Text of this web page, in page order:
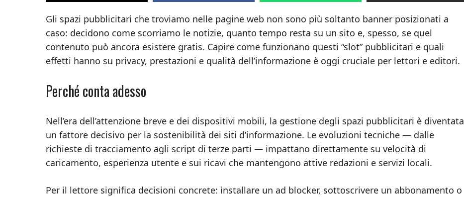
Gli spazi pubblicitari che troviamo nelle pagine web non sono più soltanto banner posizionati a
caso: decidono come scorriamo le notizie, quanto tempo resta su un sito e, spesso, se quel
contenuto può ancora esistere gratis. Capire come funzionano questi “slot” pubblicitari e quali
effetti hanno su privacy, prestazioni e qualità dell’informazione è oggi cruciale per lettori e editori.
Perché conta adesso
Nell’era dell’attenzione breve e dei dispositivi mobili, la gestione degli spazi pubblicitari è diventata
un fattore decisivo per la sostenibilità dei siti d’informazione. Le evoluzioni tecniche — dalle
richieste di tracciamento agli script di terze parti — impattano direttamente su velocità di
caricamento, esperienza utente e sui ricavi che mantengono attive redazioni e servizi locali.
Per il lettore significa decisioni concrete: installare un ad blocker, sottoscrivere un abbonamento o